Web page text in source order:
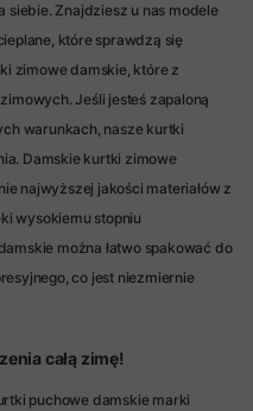
siebie. Znajdziesz u nas modele
które sprawdzą się
zimowe damskie, które z
Jeśli jesteś zapaloną
warunkach, nasze kurtki
Damskie kurtki zimowe
najwyższej jakości materiałów z
wysokiemu stopniu
można łatwo spakować do
co jest niezmiernie
całą zimę!
puchowe damskie marki